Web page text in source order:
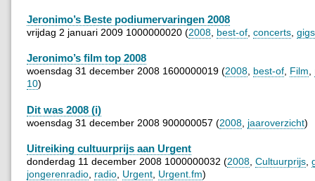
Jeronimo’s Beste podiumervaringen 2008
vrijdag 2 januari 2009 1000000020 (2008 best-of concerts gigs
Jeronimo’s film top 2008
woensdag 31 december 2008 1600000019 (2008 best-of Film
10)
Dit was 2008 (i)
woensdag 31 december 2008 900000057 (2008 jaaroverzicht)
Uitreiking cultuurprijs aan Urgent
donderdag 11 december 2008 1000000032 (2008 Cultuurprijs
jongerenradio radio Urgent Urgent.fm)